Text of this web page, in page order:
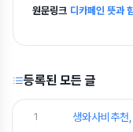
원문링크 디카페인 뜻과
등록된 모든 글
1 생와사비추